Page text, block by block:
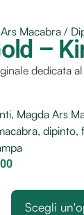
Macabra /
–
dedicata
, Magda Ars
, dipinto,
Scegli